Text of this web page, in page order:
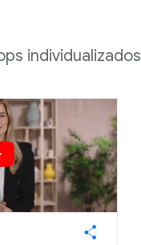
individualizados